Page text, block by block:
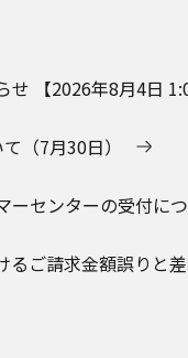
【2026年8月4日
（7月30日）
ーセンターの受付に
るご請求金額誤りと